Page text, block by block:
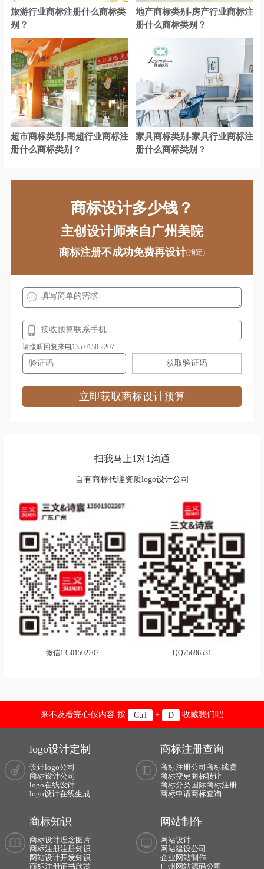
公司商标注册 工业机器商标注册
工具商标注册 海鲜商标注册
航空航天装备商标注册 花商标注册
化学商标注册 耗材商标注册
化妆品商标注册 酒商标注册
计商标注册 机械商标注册
家电商标注册 机器人商标注册
建筑商标注册 咖啡商标注册
面包商标注册 米商标注册
奶茶商标注册 农业商标注册
能源商标注册
烹饪商标注册 皮具商标注册
日用品商标注册
速冻食品商标注册 水果商标注册
食品商标注册 水商标注册
绳网袋篷商标注册 饰品商标注册
手套商标注册 手机商标注册
手表商标注册 摄影器材商标注册
糖果商标注册 调味品商标注册
卫浴商标注册 橡胶商标注册
鞋商标注册 饮料商标注册
营养品商标注册 鱼商标注册
医疗商标注册 运动商标注册
衣物商标注册 运动器材商标注册
旅游行业商标注册什么商标类
别？
地产商标类别-房产行业商标注
册什么商标类别？
超市商标类别-商超行业商标注
册什么商标类别？
家具商标类别-家具行业商标注
册什么商标类别？
商标设计多少钱？
主创设计师来自广州美院
商标注册不成功免费再设计(指定)
请接听回复来电135 0150 2207
获取验证码
立即获取商标设计预算
扫我马上1对1沟通
自有商标代理资质logo设计公司
微信13501502207 QQ75696531
来不及看完心仪内容 按 Ctrl + D 收藏我们吧
logo设计定制
设计logo公司
商标设计公司
logo在线设计
logo设计在线生成
商标注册查询
商标注册公司 商标续费
商标变更商标转让
商标分类国际商标注册
商标申请商标查询
商标知识
商标设计理念图片
商标注册注册知识
网站设计开发知识
商标注册证书欣赏
网站制作
网站设计
网站建设公司
企业网站制作
广州网站源码公司